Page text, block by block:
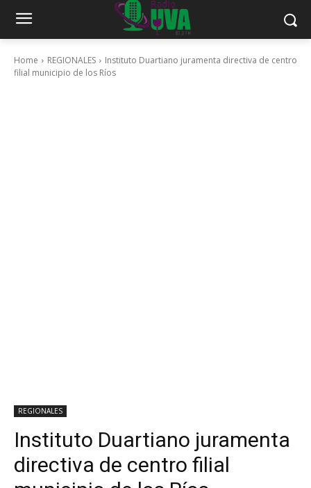
Home REGIONALES
Instituto Duartiano juramenta directiva de centro
filial municipio de los Ríos
REGIONALES
Instituto Duartiano juramenta
directiva de centro filial